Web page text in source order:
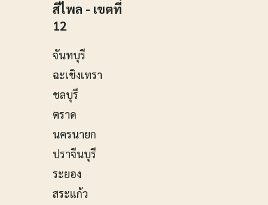
สีไพล - เขตที่
12
จันทบุรี
ฉะเชิงเทรา
ชลบุรี
ตราด
นครนายก
ปราจีนบุรี
ระยอง
สระแก้ว